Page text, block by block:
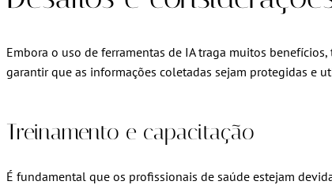
Embora o uso de ferramentas de IA traga muitos
garantir que as informações coletadas sejam protegidas e
Treinamento e capacitação
É fundamental que os profissionais de saúde estejam